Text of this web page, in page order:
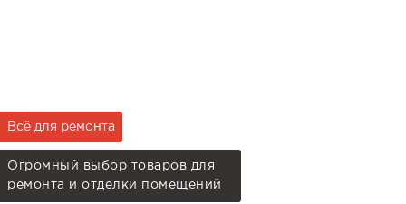
Всё для ремонта
Огромный выбор товаров для
ремонта и отделки помещений